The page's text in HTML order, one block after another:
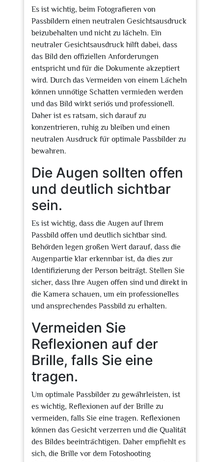
Es ist wichtig, beim Fotografieren von
Passbildern einen neutralen Gesichtsausdruck
beizubehalten und nicht zu lächeln. Ein
neutraler Gesichtsausdruck hilft dabei, dass
das Bild den offiziellen Anforderungen
entspricht und für die Dokumente akzeptiert
wird. Durch das Vermeiden von einem Lächeln
können unnötige Schatten vermieden werden
und das Bild wirkt seriös und professionell.
Daher ist es ratsam, sich darauf zu
konzentrieren, ruhig zu bleiben und einen
neutralen Ausdruck für optimale Passbilder zu
bewahren.
Die Augen sollten offen
und deutlich sichtbar
sein.
Es ist wichtig, dass die Augen auf Ihrem
Passbild offen und deutlich sichtbar sind.
Behörden legen großen Wert darauf, dass die
Augenpartie klar erkennbar ist, da dies zur
Identifizierung der Person beiträgt. Stellen Sie
sicher, dass Ihre Augen offen sind und direkt in
die Kamera schauen, um ein professionelles
und ansprechendes Passbild zu erhalten.
Vermeiden Sie
Reflexionen auf der
Brille, falls Sie eine
tragen.
Um optimale Passbilder zu gewährleisten, ist
es wichtig, Reflexionen auf der Brille zu
vermeiden, falls Sie eine tragen. Reflexionen
können das Gesicht verzerren und die Qualität
des Bildes beeinträchtigen. Daher empfiehlt es
sich, die Brille vor dem Fotoshooting